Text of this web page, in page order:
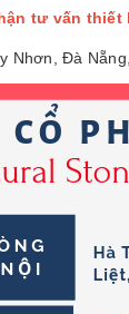
tư vấn thiết
Đà